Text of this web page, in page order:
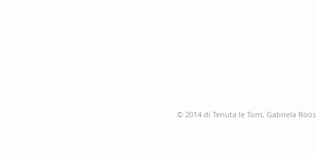
© 2014 di Tenuta le Torri, Gabriela